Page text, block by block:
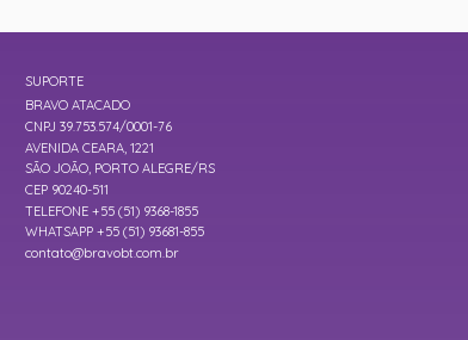
SUPORTE
BRAVO ATACADO
CNPJ 39.753.574/0001-76
AVENIDA CEARA, 1221
SÃO JOÃO, PORTO ALEGRE/RS
CEP 90240-511
TELEFONE +55 (51) 9368-1855
WHATSAPP +55 (51) 93681-855
contato@bravobt.com.br